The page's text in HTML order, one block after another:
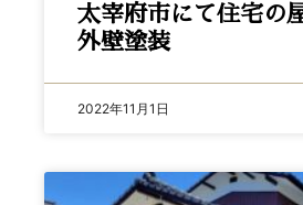
太宰府市にて住宅の
外壁塗装
2022年11月1日